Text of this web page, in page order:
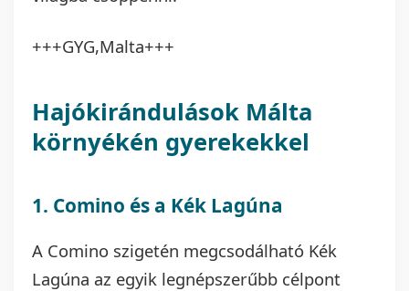
+++GYG,Malta+++
Hajókirándulások Málta
környékén gyerekekkel
1. Comino és a Kék Lagúna
A Comino szigetén megcsodálható Kék
Lagúna az egyik legnépszerűbb célpont